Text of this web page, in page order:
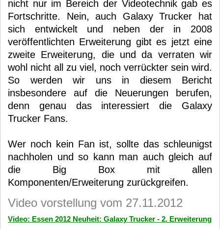
nicht nur im Bereich der Videotechnik gab es
Fortschritte. Nein, auch Galaxy Trucker hat
sich entwickelt und neben der in 2008
veröffentlichten Erweiterung gibt es jetzt eine
zweite Erweiterung, die und da verraten wir
wohl nicht all zu viel, noch verrückter sein wird.
So werden wir uns in diesem Bericht
insbesondere auf die Neuerungen berufen,
denn genau das interessiert die Galaxy
Trucker Fans.
Wer noch kein Fan ist, sollte das schleunigst
nachholen und so kann man auch gleich auf
die Big Box mit allen
Komponenten/Erweiterung zurückgreifen.
Video vorstellung vom 27.11.2012
Video: Essen 2012 Neuheit: Galaxy Trucker - 2. Erweiterung